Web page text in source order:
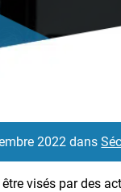
2022 dans
visés par des